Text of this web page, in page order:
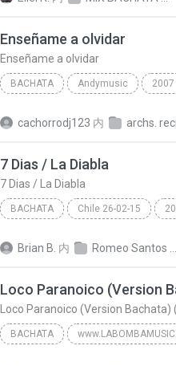
Enseñame a olvidar
Enseñame a olvidar
BACHATA Andymusic 2007
cachorrodj123 内 archs.
7 Dias / La Diabla
7 Dias / La Diabla
BACHATA Chile 26-02-15
Brian B. 内
BACHATA